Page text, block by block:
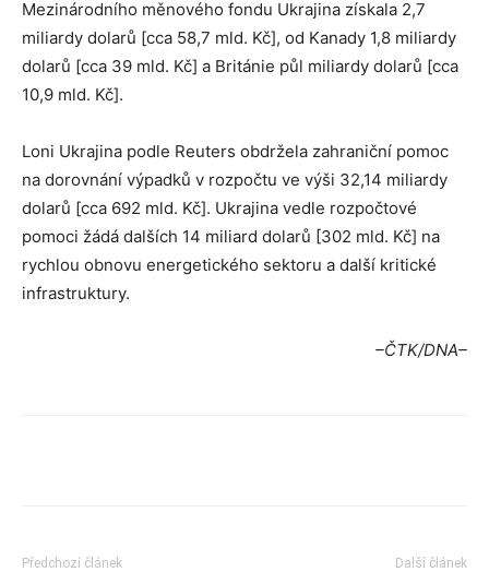
Mezinárodního měnového fondu Ukrajina získala 2,7
miliardy dolarů [cca 58,7 mld. Kč], od Kanady 1,8 miliardy
dolarů [cca 39 mld. Kč] a Británie půl miliardy dolarů [cca
10,9 mld. Kč].
Loni Ukrajina podle Reuters obdržela zahraniční pomoc
na dorovnání výpadků v rozpočtu ve výši 32,14 miliardy
dolarů [cca 692 mld. Kč]. Ukrajina vedle rozpočtové
pomoci žádá dalších 14 miliard dolarů [302 mld. Kč] na
rychlou obnovu energetického sektoru a další kritické
infrastruktury.
–ČTK/DNA–
Předchozí článek Další článek